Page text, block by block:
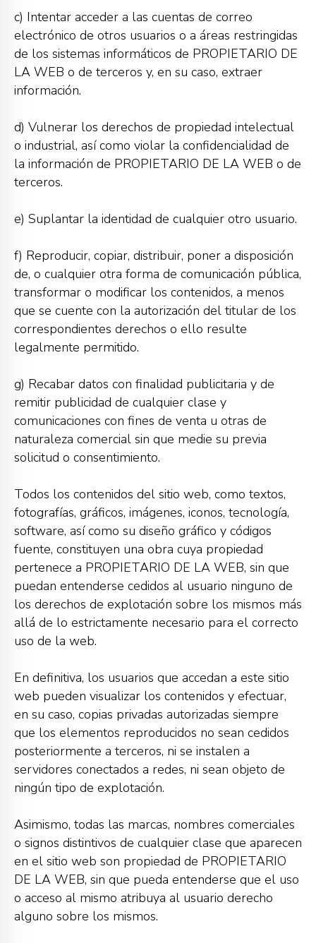
c) Intentar acceder a las cuentas de correo
electrónico de otros usuarios o a áreas restringidas
de los sistemas informáticos de PROPIETARIO DE
LA WEB o de terceros y, en su caso, extraer
información.
d) Vulnerar los derechos de propiedad intelectual
o industrial, así como violar la confidencialidad de
la información de PROPIETARIO DE LA WEB o de
terceros.
e) Suplantar la identidad de cualquier otro usuario.
f) Reproducir, copiar, distribuir, poner a disposición
de, o cualquier otra forma de comunicación pública,
transformar o modificar los contenidos, a menos
que se cuente con la autorización del titular de los
correspondientes derechos o ello resulte
legalmente permitido.
g) Recabar datos con finalidad publicitaria y de
remitir publicidad de cualquier clase y
comunicaciones con fines de venta u otras de
naturaleza comercial sin que medie su previa
solicitud o consentimiento.
Todos los contenidos del sitio web, como textos,
fotografías, gráficos, imágenes, iconos, tecnología,
software, así como su diseño gráfico y códigos
fuente, constituyen una obra cuya propiedad
pertenece a PROPIETARIO DE LA WEB, sin que
puedan entenderse cedidos al usuario ninguno de
los derechos de explotación sobre los mismos más
allá de lo estrictamente necesario para el correcto
uso de la web.
En definitiva, los usuarios que accedan a este sitio
web pueden visualizar los contenidos y efectuar,
en su caso, copias privadas autorizadas siempre
que los elementos reproducidos no sean cedidos
posteriormente a terceros, ni se instalen a
servidores conectados a redes, ni sean objeto de
ningún tipo de explotación.
Asimismo, todas las marcas, nombres comerciales
o signos distintivos de cualquier clase que aparecen
en el sitio web son propiedad de PROPIETARIO
DE LA WEB, sin que pueda entenderse que el uso
o acceso al mismo atribuya al usuario derecho
alguno sobre los mismos.